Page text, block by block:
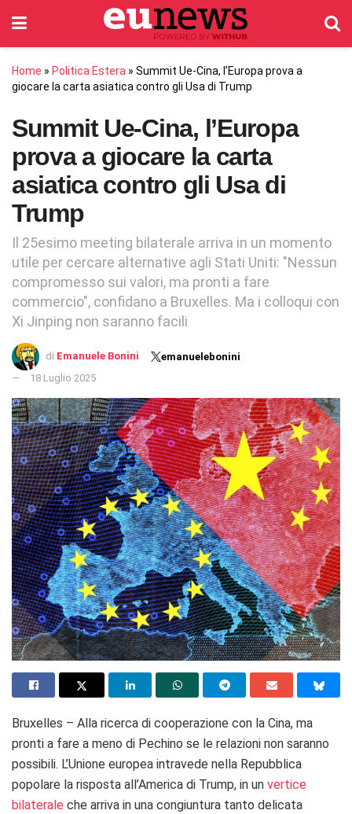
Home » Politica Estera » Summit Ue-Cina, l’Europa prova a
giocare la carta asiatica contro gli Usa di Trump
Summit Ue-Cina, l’Europa
prova a giocare la carta
asiatica contro gli Usa di
Trump
Il 25esimo meeting bilaterale arriva in un momento
utile per cercare alternative agli Stati Uniti: "Nessun
compromesso sui valori, ma pronti a fare
commercio", confidano a Bruxelles. Ma i colloqui con
Xi Jinping non saranno facili
di Emanuele Bonini
emanuelebonini
18 Luglio 2025
Bruxelles – Alla ricerca di cooperazione con la Cina, ma
pronti a fare a meno di Pechino se le relazioni non saranno
possibili. L’Unione europea intravede nella Repubblica
popolare la risposta all’America di Trump, in un vertice
bilaterale che arriva in una congiuntura tanto delicata